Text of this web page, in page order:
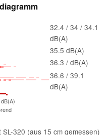
32.4 / 34 / 34.1
dB(A)
35.5 dB(A)
36.3 / dB(A)
36.6 / 39.1
dB(A)
SL-320 (aus 15 cm gemessen)